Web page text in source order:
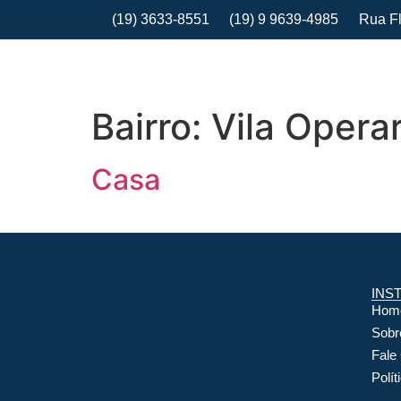
(19) 3633-8551 (19) 9 9639-4985 Rua
Bairro: Vila
Casa
Fale